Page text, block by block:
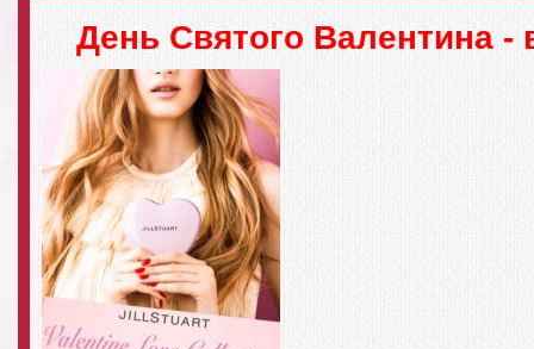
День Святого Валентина